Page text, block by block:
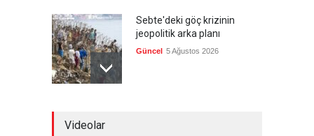
Sebte'deki göç krizinin
jeopolitik arka planı
Güncel 5 Ağustos 2026
Videolar